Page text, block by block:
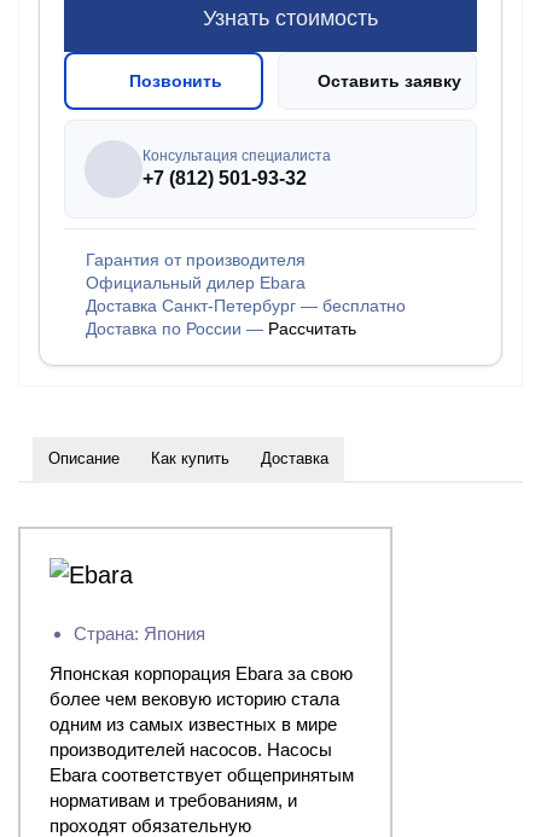
Узнать стоимость
Позвонить Оставить заявку
Консультация специалиста
+7 (812) 501-93-32
Гарантия от производителя
Официальный дилер Ebara
Доставка Санкт-Петербург — бесплатно
Доставка по России — Рассчитать
Описание Как купить Доставка
Страна: Япония
Японская корпорация Ebara за свою
более чем вековую историю стала
одним из самых известных в мире
производителей насосов. Насосы
Ebara соответствует общепринятым
нормативам и требованиям, и
проходят обязательную